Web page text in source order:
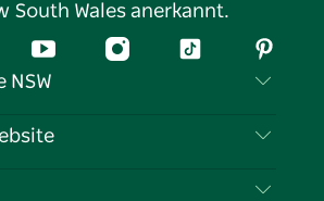
South Wales anerkannt.
YouTubeInstagramTikTok
NSW
uns